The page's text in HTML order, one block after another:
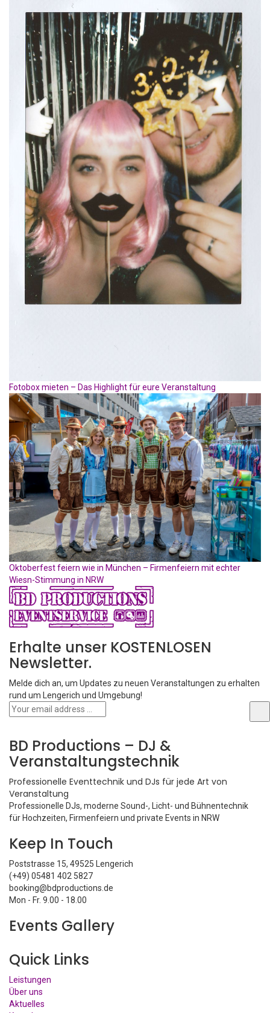
Fotobox mieten – Das Highlight für eure Veranstaltung
Oktoberfest feiern wie in München – Firmenfeiern mit echter
Wiesn-Stimmung in NRW
Erhalte unser KOSTENLOSEN
Newsletter.
Melde dich an, um Updates zu neuen Veranstaltungen zu erhalten
rund um Lengerich und Umgebung!
BD Productions – DJ &
Veranstaltungstechnik
Professionelle Eventtechnik und DJs für jede Art von
Veranstaltung
Professionelle DJs, moderne Sound-, Licht- und Bühnentechnik
für Hochzeiten, Firmenfeiern und private Events in NRW
Keep In Touch
Poststrasse 15, 49525 Lengerich
(+49) 05481 402 5827
booking@bdproductions.de
Mon - Fr. 9.00 - 18.00
Events Gallery
Quick Links
Leistungen
Über uns
Aktuelles